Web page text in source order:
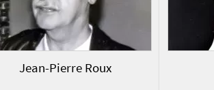
Jean-Pierre Roux